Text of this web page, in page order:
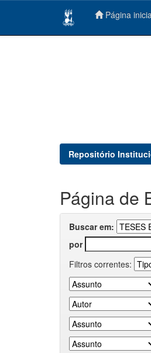
Página
Repositório
Página de
Buscar em:
por
Filtros correntes: